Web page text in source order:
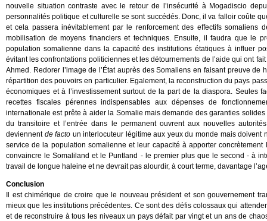
nouvelle situation contraste avec le retour de l’insécurité à Mogadiscio
personnalités politique et culturelle se sont succédés. Donc, il va falloir coûte
et cela passera inévitablement par le renforcement des effectifs somaliens
mobilisation de moyens financiers et techniques. Ensuite, il faudra que le
population somalienne dans la capacité des institutions étatiques à influer
évitant les confrontations politiciennes et les détournements de l’aide qui ont
Ahmed. Redorer l’image de l’État auprès des Somaliens en faisant preuve
répartition des pouvoirs en particulier. Egalement, la reconstruction du pays
économiques et à l’investissement surtout de la part de la diaspora. Seules
recettes fiscales pérennes indispensables aux dépenses de
internationale est prête à aider la Somalie mais demande des garanties
du transitoire et l’entrée dans le permanent ouvrent aux nouvelles
deviennent de facto un interlocuteur légitime aux yeux du monde mais
service de la population somalienne et leur capacité à apporter
convaincre le Somaliland et le Puntland - le premier plus que le second - à
travail de longue haleine et ne devrait pas alourdir, à court terme, davantage
Conclusion
Il est chimérique de croire que le nouveau président et son gouvernement
mieux que les institutions précédentes. Ce sont des défis colossaux qui
et de reconstruire à tous les niveaux un pays défait par vingt et un ans de